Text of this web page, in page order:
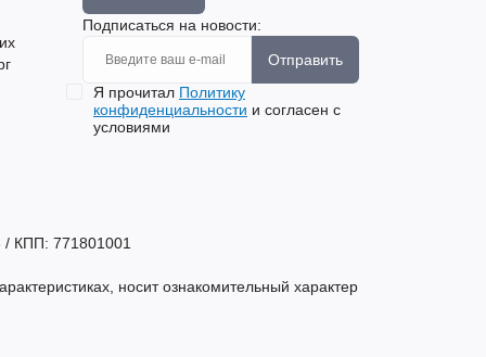
Подписаться на новости:
Отправить
Я прочитал Политику
конфиденциальности и согласен с
условиями
КПП: 771801001
носит ознакомительный характер